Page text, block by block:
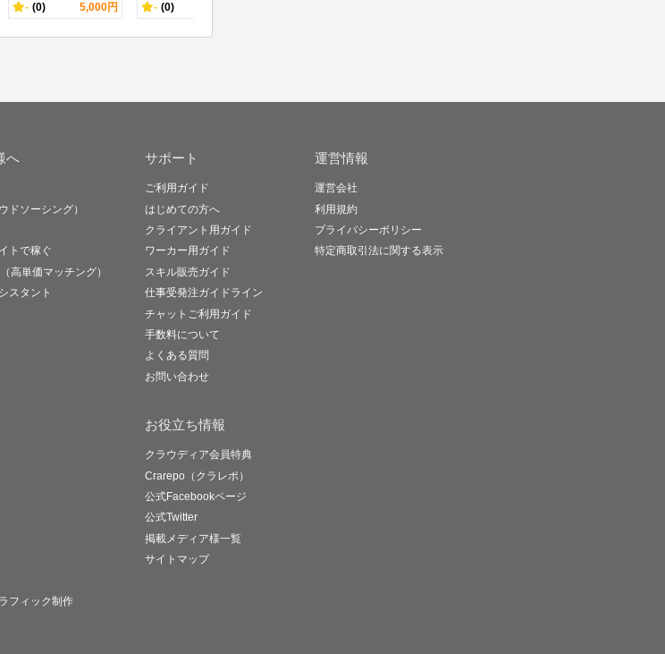
- (0) 5,000円 - (0)
へ
ドソーシング）
トで稼ぐ
高単価マッチング）
スタント
フィック制作
サポート
ご利用ガイド
はじめての方へ
クライアント用ガイド
ワーカー用ガイド
スキル販売ガイド
仕事受発注ガイドライン
チャットご利用ガイド
手数料について
よくある質問
お問い合わせ
お役立ち情報
クラウディア会員特典
Crarepo（クラレポ）
公式Facebookページ
公式Twitter
掲載メディア様一覧
サイトマップ
運営情報
運営会社
利用規約
プライバシーポリシー
特定商取引法に関する表示